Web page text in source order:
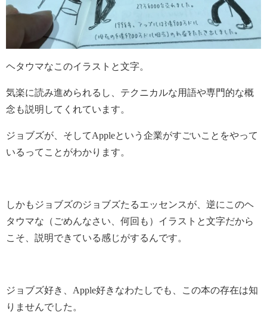
ヘタウマなこのイラストと文字。
気楽に読み進められるし、テクニカルな用語や専門的な概
念も説明してくれています。
ジョブズが、そしてAppleという企業がすごいことをやって
いるってことがわかります。
しかもジョブズのジョブズたるエッセンスが、逆にこのヘ
タウマな（ごめんなさい、何回も）イラストと文字だから
こそ、説明できている感じがするんです。
ジョブズ好き、Apple好きなわたしでも、この本の存在は知
りませんでした。